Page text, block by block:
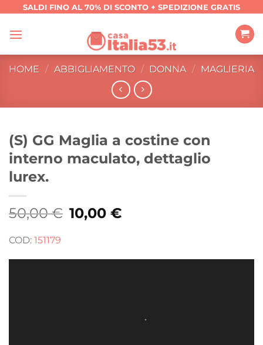
contenuti
SALDI FINO AL 70% DI SCONTO + SPEDIZIONE GRATIS
HOME / ABBIGLIAMENTO / DONNA / MAGLIERIA
(S) GG Maglia a costine con
interno maculato, dettaglio
lurex.
50,00€ Il
prezzo
10,00€Il
prezzo
COD: 151179